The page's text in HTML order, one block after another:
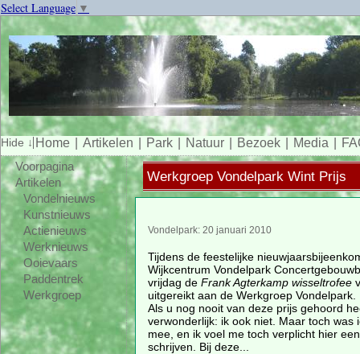
Select Language ▼
Home Artikelen Park Natuur Bezoek Media
Voorpagina
Artikelen
Vondelnieuws
Kunstnieuws
Actienieuws
Werknieuws
Ooievaars
Paddentrek
Werkgroep
Werkgroep Vondelpark Wint Prijs
Vondelpark: 20 januari 2010
Tijdens de feestelijke
Wijkcentrum Vondelpark
vrijdag de Frank Agterkamp wisseltrofee
uitgereikt aan de Werkgroep Vondelpark.
Als u nog nooit van deze prijs gehoord
verwonderlijk: ik ook niet. Maar toch was
mee, en ik voel me toch verplicht hier
schrijven. Bij deze...